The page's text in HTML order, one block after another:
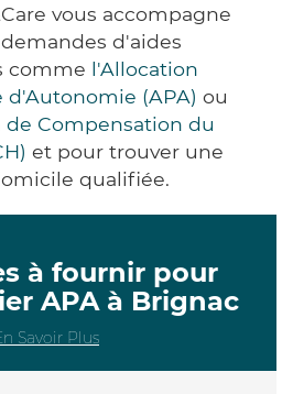
vous accompagne
d'aides
comme l'Allocation
d'Autonomie (APA) ou
de Compensation du
et pour trouver une
qualifiée.
à fournir pour
APA à Brignac
Savoir Plus